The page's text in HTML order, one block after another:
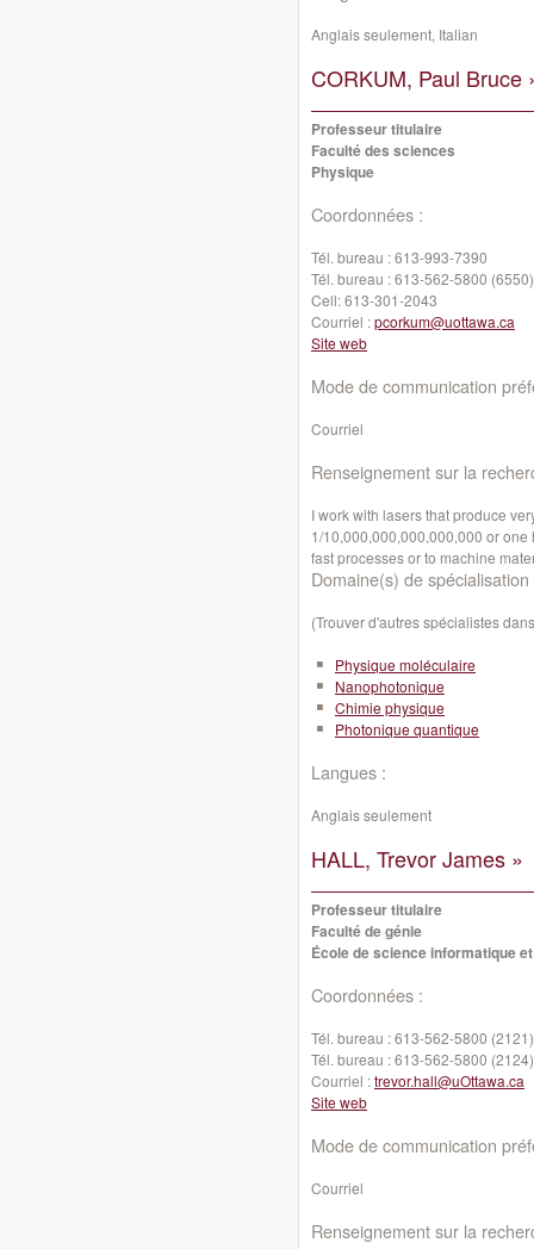
Anglais seulement, Italian
CORKUM, Paul Bruce
Professeur titulaire
Faculté des sciences
Physique
Coordonnées :
Tél. bureau :613-993-7390
Tél. bureau :613-562-5800 (6550)
Cell:613-301-2043
Courriel :pcorkum@uottawa.ca
Site web
Mode de communication
Courriel
Renseignement sur la
I work with lasers that produce
1/10,000,000,000,000,000 or
fast processes or to machine
Domaine(s) de spécialisation
(Trouver d'autres spécialistes
Physique moléculaire
Nanophotonique
Chimie physique
Photonique quantique
Langues :
Anglais seulement
HALL, Trevor James »
Professeur titulaire
Faculté de génie
École de science informatique
Coordonnées :
Tél. bureau :613-562-5800 (2121)
Tél. bureau :613-562-5800 (2124)
Courriel :trevor.hall@uOttawa.ca
Site web
Mode de communication
Courriel
Renseignement sur la